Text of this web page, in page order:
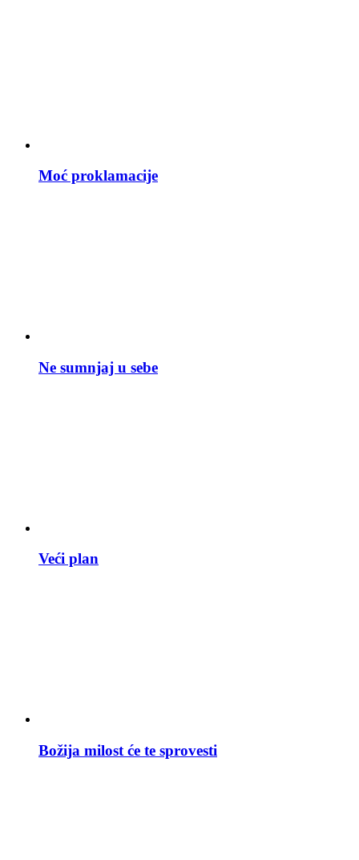
Moć proklamacije
Ne sumnjaj u sebe
Veći plan
Božija milost će te sprovesti